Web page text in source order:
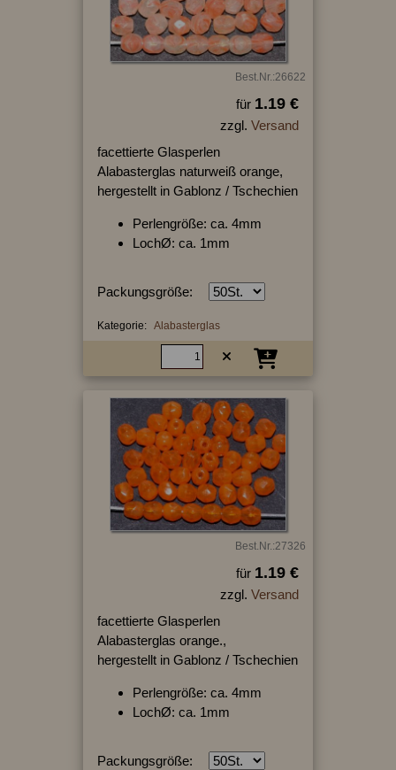
Best.Nr.:26622
für 1.19 €
zzgl. Versand
facettierte Glasperlen
Alabasterglas naturweiß orange,
hergestellt in Gablonz / Tschechien
Perlengröße: ca. 4mm
LochØ: ca. 1mm
Packungsgröße:
Kategorie: Alabasterglas
Best.Nr.:27326
für 1.19 €
zzgl. Versand
facettierte Glasperlen
Alabasterglas orange.,
hergestellt in Gablonz / Tschechien
Perlengröße: ca. 4mm
LochØ: ca. 1mm
Packungsgröße: